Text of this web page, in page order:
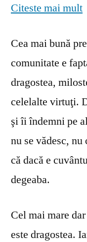
Citeste mai mult
Cea mai bună
comunitate e
dragostea,
celelalte virtuţi.
şi îi îndemni pe
nu se vă­desc,
că dacă e
degeaba.
Cel mai mare
este dragostea.